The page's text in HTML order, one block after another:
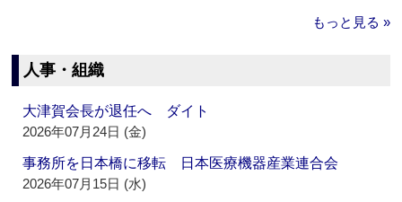
もっと見る »
人事・組織
大津賀会長が退任へ ダイト
2026年07月24日 (金)
事務所を日本橋に移転 日本医療機器産業連合会
2026年07月15日 (水)